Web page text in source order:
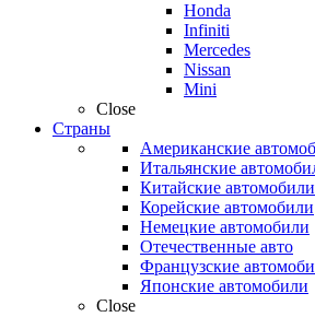
Honda
Infiniti
Mercedes
Nissan
Mini
Close
Страны
Американские
Итальянские
Китайские автомобили
Корейские автомобили
Немецкие автомобили
Отечественные авто
Французские
Японские автомобили
Close